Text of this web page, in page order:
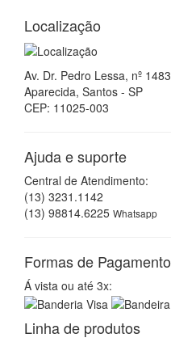
Localização
Av. Dr. Pedro Lessa, nº 1483
Aparecida, Santos - SP
CEP: 11025-003
Ajuda e suporte
Central de Atendimento:
(13) 3231.1142
(13) 98814.6225 Whatsapp
Formas de Pagamento
Á vista ou até 3x:
Linha de produtos